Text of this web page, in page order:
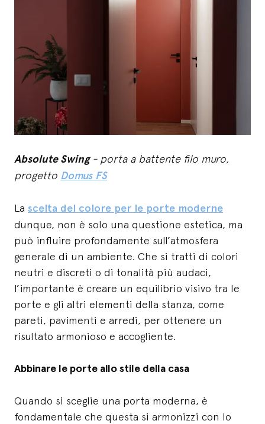
Absolute Swing- porta a battente filo muro,
progetto Domus FS
La scelta del colore per le porte moderne
dunque, non è solo una questione estetica, ma
può influire profondamente sull’atmosfera
generale di un ambiente. Che si tratti di colori
neutri e discreti o di tonalità più audaci,
l’importante è creare un equilibrio visivo tra le
porte e gli altri elementi della stanza, come
pareti, pavimenti e arredi, per ottenere un
risultato armonioso e accogliente.
Abbinare le porte allo stile della casa
Quando si sceglie una porta moderna, è
fondamentale che questa si armonizzi con lo